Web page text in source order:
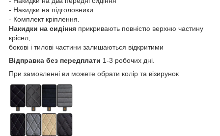
- Накидки на підголовники
- Комплект кріплення.
Накидки на сидіння прикривають повністю верхню частину
крісел,
бокові і тилові частини залишаються відкритими
Відправка без передплати 1-3 робочих дні.
При замовленні ви можете обрати колір та візирунок